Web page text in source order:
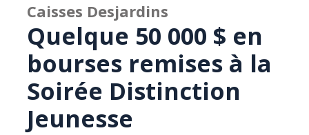
Caisses Desjardins
Quelque 50 000 $ en
bourses remises à la
Soirée Distinction
Jeunesse